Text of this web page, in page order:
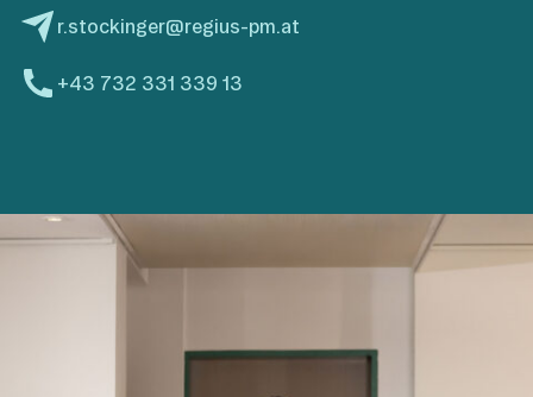
r.stockinger@regius-pm.at
+43 732 331 339 13